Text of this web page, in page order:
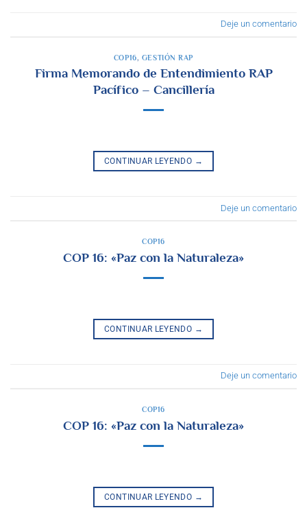
Deje un comentario
COP16, GESTIÓN RAP
Firma Memorando de Entendimiento RAP
Pacífico – Cancillería
CONTINUAR LEYENDO →
Deje un comentario
COP16
COP 16: «Paz con la Naturaleza»
CONTINUAR LEYENDO →
Deje un comentario
COP16
COP 16: «Paz con la Naturaleza»
CONTINUAR LEYENDO →